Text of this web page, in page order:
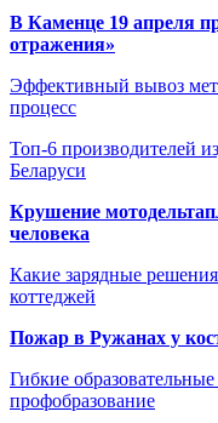
В Каменце 19 апреля
отражения»
Эффективный вывоз
процесс
Топ-6 производителей
Беларуси
Крушение
человека
Какие зарядные
коттеджей
Пожар в Ружанах у
Гибкие
профобразование